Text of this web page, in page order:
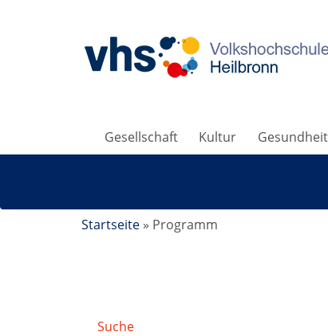
Gesellschaft Kultur Gesundheit
Startseite » Programm
Suche